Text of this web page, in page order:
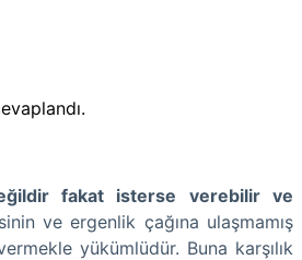
fakat isterse verebilir ve
ve ergenlik çağına ulaşmamış
yükümlüdür. Buna karşılık